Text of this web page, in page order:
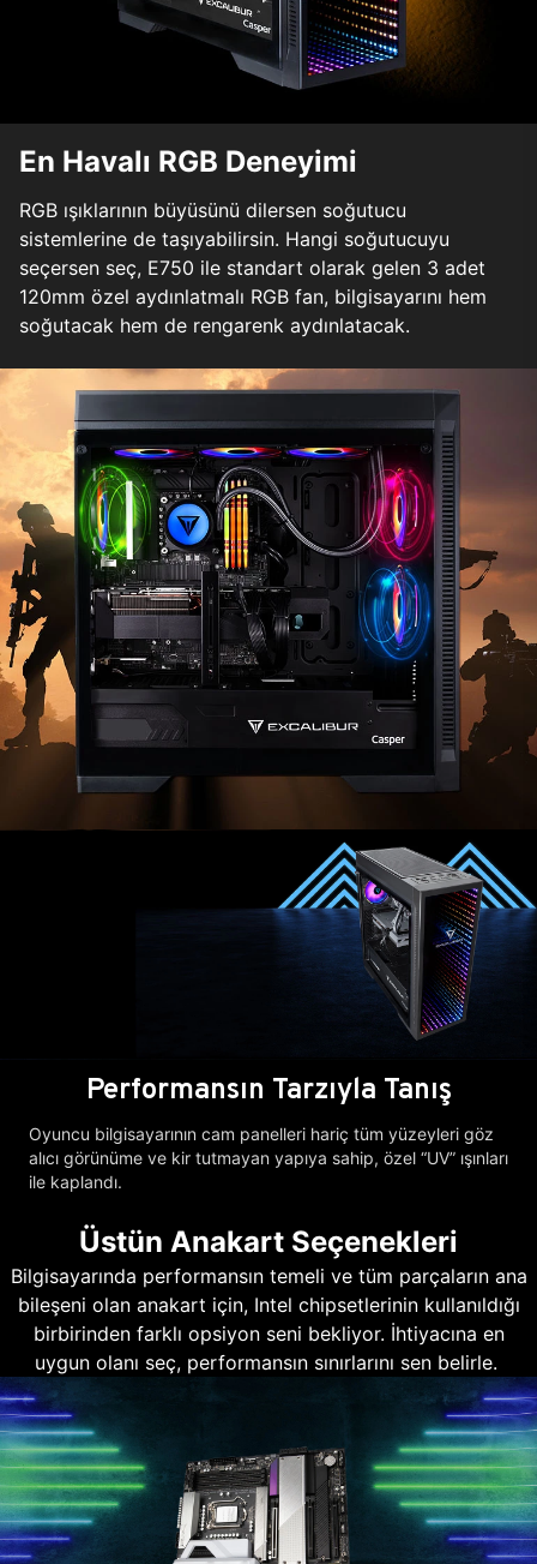
En Havalı RGB Deneyimi
RGB ışıklarının büyüsünü dilersen soğutucu
sistemlerine de taşıyabilirsin. Hangi soğutucuyu
seçersen seç, E750 ile standart olarak gelen 3 adet
120mm özel aydınlatmalı RGB fan, bilgisayarını hem
soğutacak hem de rengarenk aydınlatacak.
Performansın Tarzıyla Tanış
Oyuncu bilgisayarının cam panelleri hariç tüm yüzeyleri göz
alıcı görünüme ve kir tutmayan yapıya sahip, özel “UV” ışınları
ile kaplandı.
Üstün Anakart Seçenekleri
Bilgisayarında performansın temeli ve tüm parçaların ana
bileşeni olan anakart için, Intel chipsetlerinin kullanıldığı
birbirinden farklı opsiyon seni bekliyor. İhtiyacına en
uygun olanı seç, performansın sınırlarını sen belirle.